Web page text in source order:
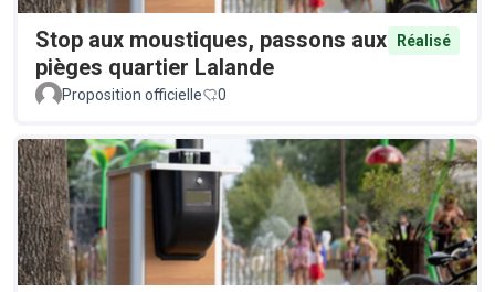
Stop aux moustiques, passons aux
pièges quartier Lalande
Réalisé
Proposition officielle 0